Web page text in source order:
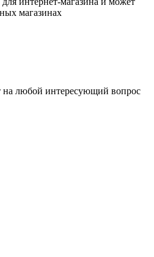
магазинах
на любой интересующий вопрос